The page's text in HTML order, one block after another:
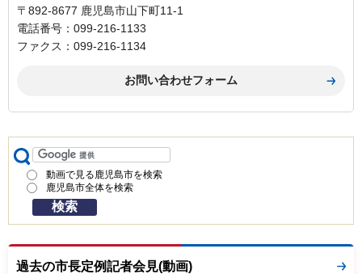
〒892-8677 鹿児島市山下町11-1
電話番号：099-216-1133
ファクス：099-216-1134
動画で見る鹿児島市を検索
鹿児島市全体を検索
過去の市長定例記者会見(動画)